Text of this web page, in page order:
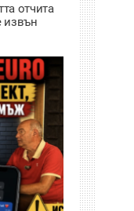
отчита
извън